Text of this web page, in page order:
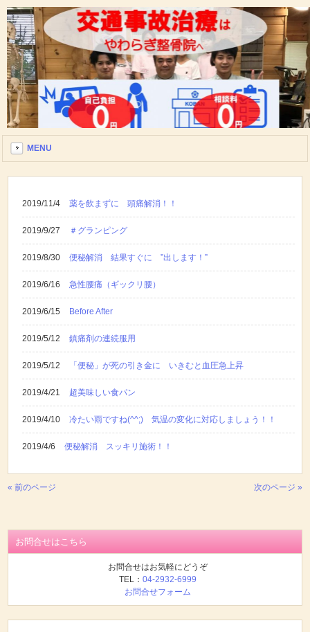
MENU
2019/11/4 薬を飲まずに 頭痛解消！！
2019/9/27 ＃グランピング
2019/8/30 便秘解消 結果すぐに ”出します！”
2019/6/16 急性腰痛（ギックリ腰）
2019/6/15 Before After
2019/5/12 鎮痛剤の連続服用
2019/5/12 「便秘」が死の引き金に いきむと血圧急上昇
2019/4/21 超美味しい食パン
2019/4/10 冷たい雨ですね(^^;) 気温の変化に対応しましょう！！
2019/4/6 便秘解消 スッキリ施術！！
« 前のページ 次のページ »
お問合せはこちら
お問合せはお気軽にどうぞ
TEL： 04-2932-6999
お問合せフォーム